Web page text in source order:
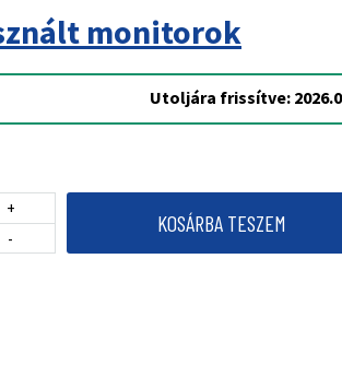
monitorok
Utoljára frissítve:
-
+
KOSÁRBA TESZEM